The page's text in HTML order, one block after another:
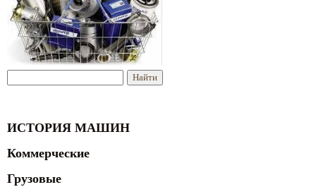
ИСТОРИЯ МАШИН
Коммерческие
Грузовые